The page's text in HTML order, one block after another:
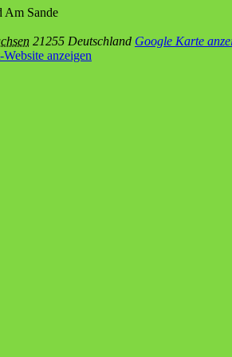
Am Sande
21255 Deutschland Google Karte
anzeigen